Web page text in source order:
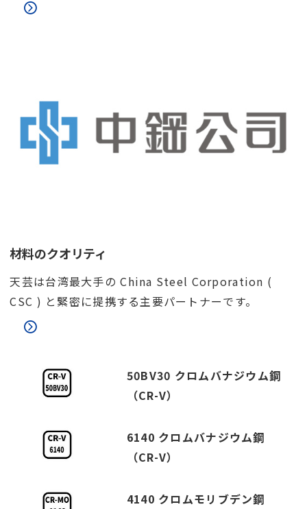
材料のクオリティ
天芸は台湾最大手の China Steel Corporation (
CSC ) と緊密に提携する主要パートナーです。
50BV30 クロムバナジウム鋼
（CR-V）
6140 クロムバナジウム鋼
（CR-V）
4140 クロムモリブデン鋼